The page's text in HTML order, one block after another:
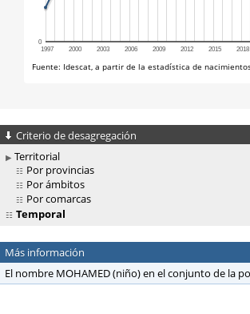
Criterio de desagregación
Territorial
Por provincias
Por ámbitos
Por comarcas
Temporal
Más información
El nombre MOHAMED (niño) en el conjunto de la